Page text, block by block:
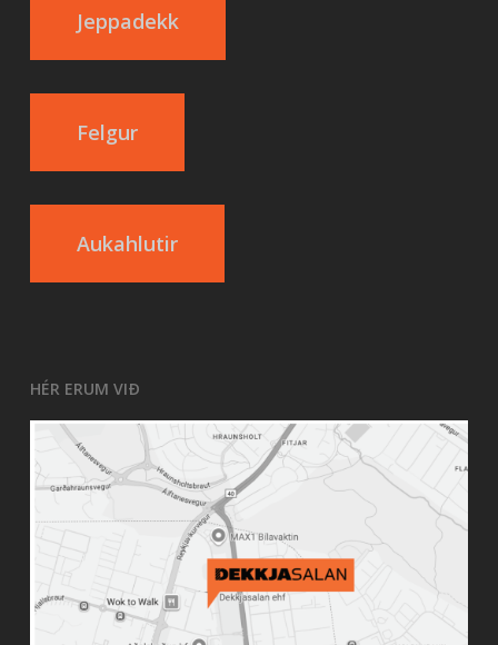
Jeppadekk
Felgur
Aukahlutir
HÉR ERUM VIÐ